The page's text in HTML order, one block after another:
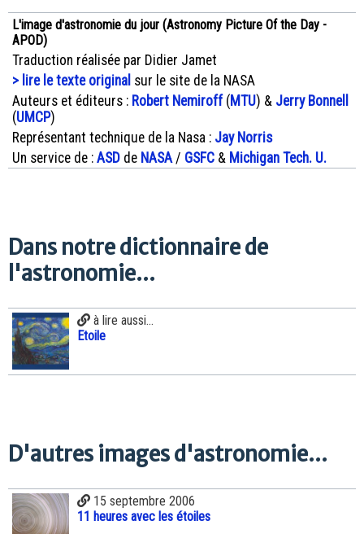
L'image d'astronomie du jour (Astronomy Picture Of the Day -
APOD)
Traduction réalisée par Didier Jamet
> lire le texte original sur le site de la NASA
Auteurs et éditeurs : Robert Nemiroff( MTU) & Jerry Bonnell
(UMCP)
Représentant technique de la Nasa : Jay Norris
Un service de : ASD de NASA/ GSFC & Michigan Tech. U.
Dans notre dictionnaire de
l'astronomie...
à lire aussi...
Etoile
D'autres images d'astronomie...
15 septembre 2006
11 heures avec les étoiles